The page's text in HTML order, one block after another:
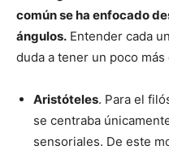
común se ha enfocado
ángulos. Entender cada
duda a tener un poco
Aristóteles. Para el
se centraba
sensoriales. De este